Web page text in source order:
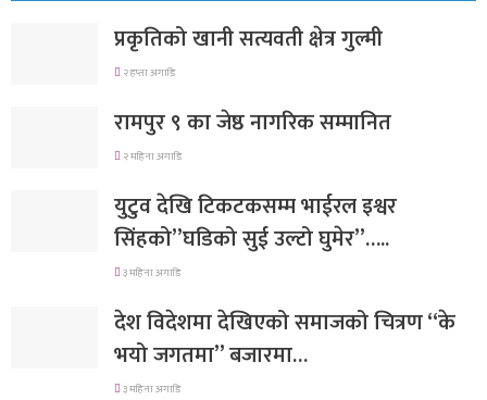
प्रकृतिको खानी सत्यवती क्षेत्र गुल्मी
२ हप्ता अगाडि
रामपुर ९ का जेष्ठ नागरिक सम्मानित
२ महिना अगाडि
युटुव देखि टिकटकसम्म भाईरल इश्वर
सिंहको”घडिको सुई उल्टो घुमेर”…..
३ महिना अगाडि
देश विदेशमा देखिएको समाजको चित्रण “के
भयो जगतमा” बजारमा…
३ महिना अगाडि